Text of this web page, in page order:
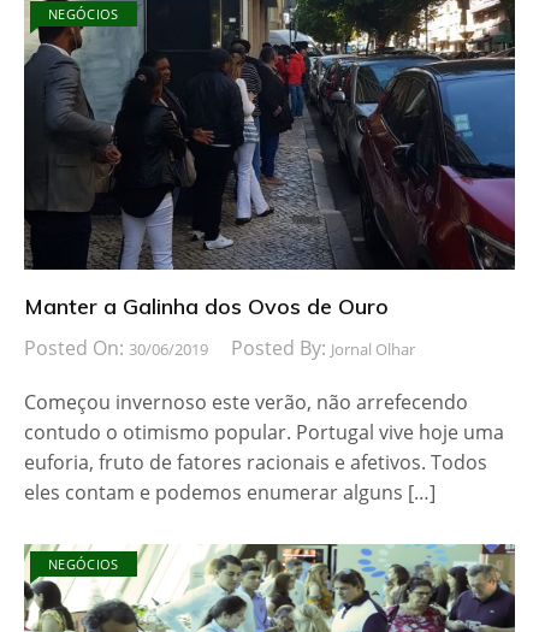
NEGÓCIOS
Manter a Galinha dos Ovos de Ouro
Posted On: 30/06/2019 Posted By: Jornal Olhar
Começou invernoso este verão, não arrefecendo
contudo o otimismo popular. Portugal vive hoje uma
euforia, fruto de fatores racionais e afetivos. Todos
eles contam e podemos enumerar alguns […]
NEGÓCIOS